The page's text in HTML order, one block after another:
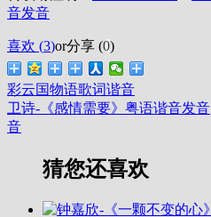
音发音
喜欢 (3)or分享 (0)
彩云国物语歌词谐音
卫诗-《感情需要》粤语谐音发音
音
猜您还喜欢